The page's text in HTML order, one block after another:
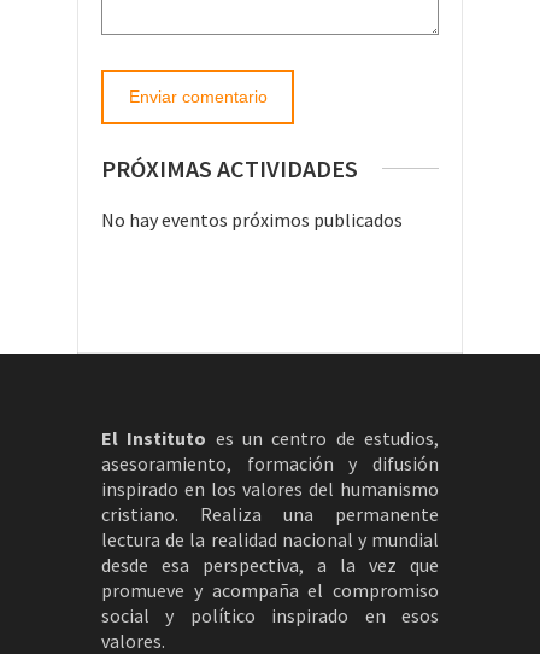
PRÓXIMAS ACTIVIDADES
No hay eventos próximos publicados
El Instituto es un centro de estudios,
asesoramiento, formación y difusión
inspirado en los valores del humanismo
cristiano. Realiza una permanente
lectura de la realidad nacional y mundial
desde esa perspectiva, a la vez que
promueve y acompaña el compromiso
social y político inspirado en esos
valores.